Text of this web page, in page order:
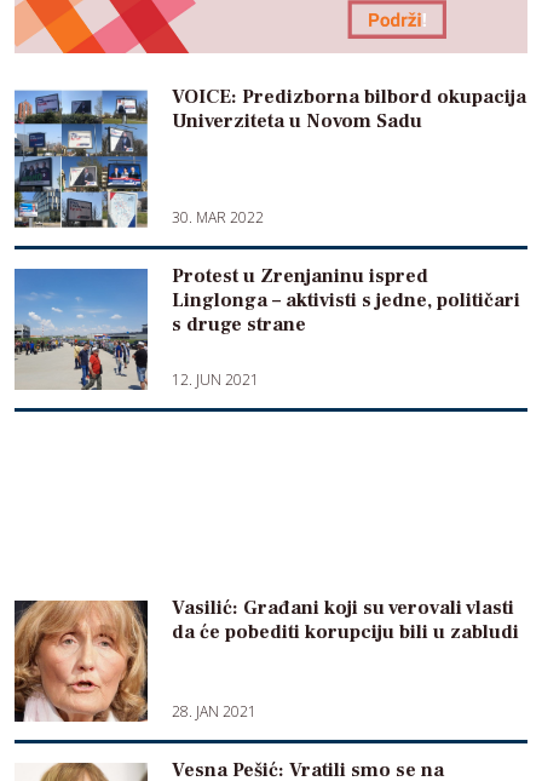
VOICE: Predizborna bilbord okupacija
Univerziteta u Novom Sadu
30. MAR 2022
Protest u Zrenjaninu ispred
Linglonga – aktivisti s jedne, političari
s druge strane
12. JUN 2021
Vasilić: Građani koji su verovali vlasti
da će pobediti korupciju bili u zabludi
28. JAN 2021
Vesna Pešić: Vratili smo se na